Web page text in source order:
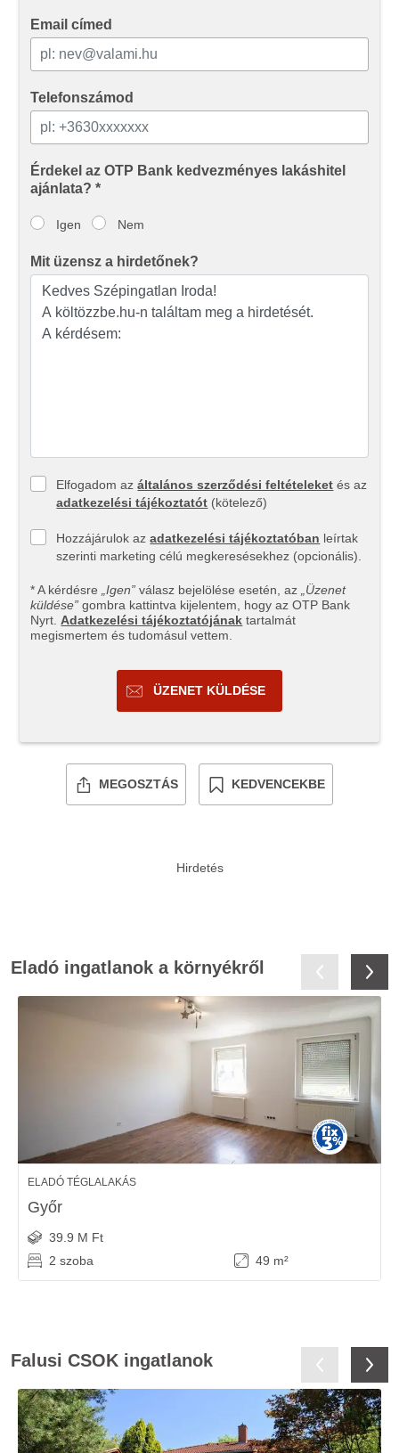
Email címed
Telefonszámod
Érdekel az OTP Bank kedvezményes lakáshitel
ajánlata? *
Igen Nem
Mit üzensz a hirdetőnek?
Elfogadom azáltalános szerződési feltételeket és az
adatkezelési tájékoztatót (kötelező)
Hozzájárulok azadatkezelési tájékoztatóban leírtak
szerinti marketing célú megkeresésekhez (opcionális).
* A kérdésre „Igen” válasz bejelölése esetén, az
„Üzenet
küldése” gombra kattintva kijelentem, hogy az OTP Bank
Nyrt. Adatkezelési tájékoztatójának tartalmát
megismertem és tudomásul vettem.
ÜZENET KÜLDÉSE
MEGOSZTÁS KEDVENCEKBE
Eladó ingatlanok a környékről
ELADÓ TÉGLALAKÁS
Győr
39.9 M Ft
2 szoba
49 m²
Falusi CSOK ingatlanok